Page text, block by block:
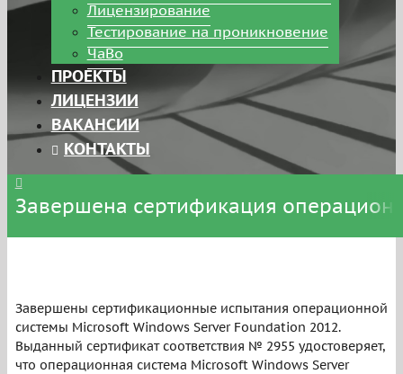
Лицензирование
Тестирование на проникновение
ЧаВо
ПРОЕКТЫ
ЛИЦЕНЗИИ
ВАКАНСИИ
КОНТАКТЫ
Завершена сертификация
Завершены сертификационные испытания операционной
системы Microsoft Windows Server Foundation 2012.
Выданный сертификат соответствия № 2955 удостоверяет,
что операционная система Microsoft Windows Server